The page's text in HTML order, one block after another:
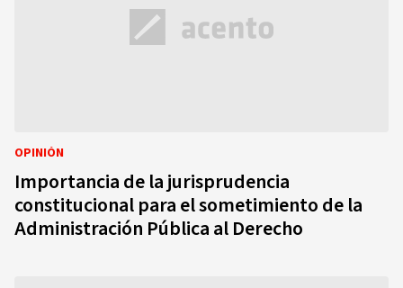
OPINIÓN
Importancia de la jurisprudencia
constitucional para el sometimiento de la
Administración Pública al Derecho